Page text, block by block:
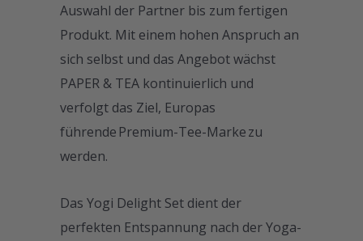
Auswahl der Partner bis zum fertigen
Produkt. Mit einem hohen Anspruch an
sich selbst und das Angebot wächst
PAPER & TEA kontinuierlich und
verfolgt das Ziel, Europas
führende Premium-Tee-Marke zu
werden.
Das Yogi Delight Set dient der
perfekten Entspannung nach der Yoga-